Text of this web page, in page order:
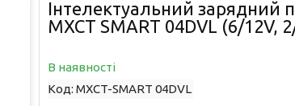
Інтелектуальний зарядний
MXCT SMART 04DVL (6/12V,
В наявності
Код: MXCT-SMART 04DVL